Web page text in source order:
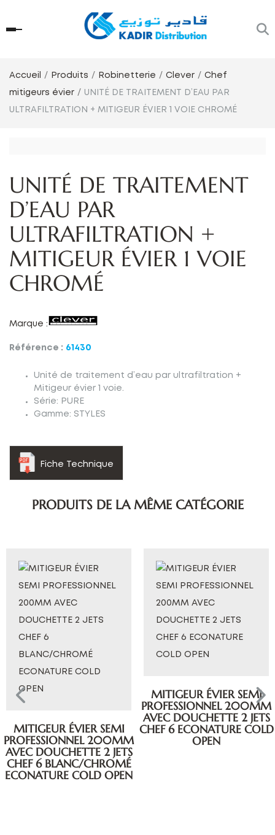
Accueil Produits Robinetterie Clever Chef
mitigeurs évier UNITÉ DE TRAITEMENT D’EAU PAR
ULTRAFILTRATION + MITIGEUR ÉVIER 1 VOIE CHROMÉ
UNITÉ DE TRAITEMENT
D’EAU PAR
ULTRAFILTRATION +
MITIGEUR ÉVIER 1 VOIE
CHROMÉ
Marque :
Référence : 61430
Unité de traitement d’eau par ultrafiltration +
Mitigeur évier 1 voie.
Série: PURE
Gamme: STYLES
Fiche Technique
PRODUITS DE LA MÊME CATÉGORIE
MITIGEUR ÉVIER SEMI
PROFESSIONNEL 200MM
AVEC DOUCHETTE 2 JETS
CHEF 6 BLANC/CHROMÉ
ECONATURE COLD OPEN
MITIGEUR ÉVIER SEMI
PROFESSIONNEL 200MM
AVEC DOUCHETTE 2 JETS
CHEF 6 ECONATURE COLD
OPEN